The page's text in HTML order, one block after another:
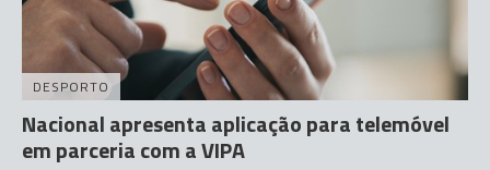
DESPORTO
Nacional apresenta aplicação para telemóvel
em parceria com a VIPA